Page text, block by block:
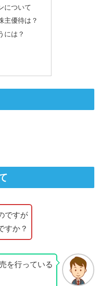
について
主優待は？
には？
ですが
すか？
を行っている